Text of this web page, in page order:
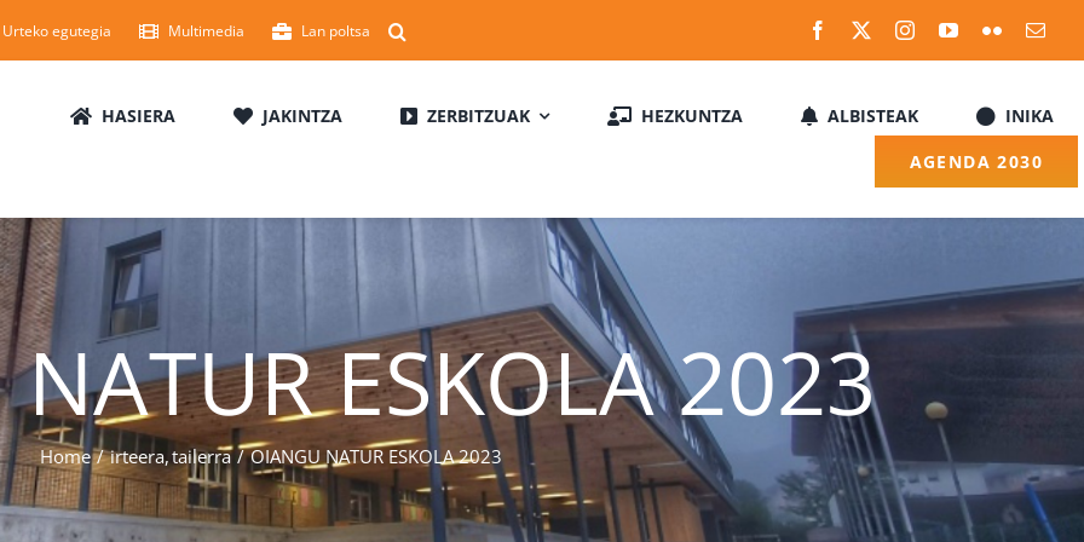
Urteko egutegia Multimedia Lan poltsa
HASIERA JAKINTZA ZERBITZUAK HEZKUNTZA ALBISTEAK
INIKA
AGENDA 2030
ESKOLA 2023
Home irteera tailerra OIANGU NATUR ESKOLA 2023